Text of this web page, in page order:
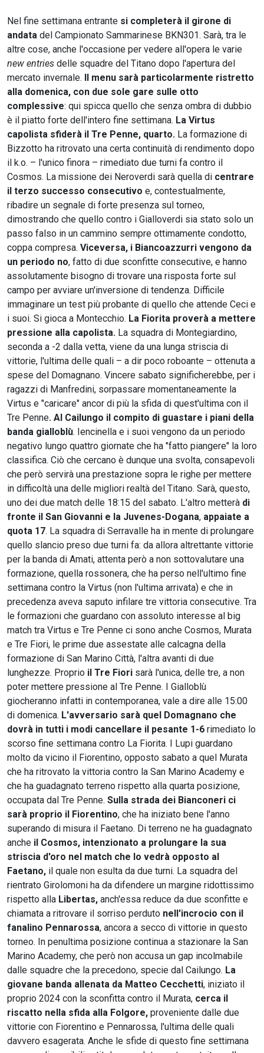
Nel fine settimana entrante si completerà il girone di
andata del Campionato Sammarinese BKN301. Sarà, tra le
altre cose, anche l'occasione per vedere all'opera le varie
new entries delle squadre del Titano dopo l'apertura del
mercato invernale. Il menu sarà particolarmente ristretto
alla domenica, con due sole gare sulle otto
complessive: qui spicca quello che senza ombra di dubbio
è il piatto forte dell'intero fine settimana. La Virtus
capolista sfiderà il Tre Penne, quarto. La formazione di
Bizzotto ha ritrovato una certa continuità di rendimento dopo
il k.o. – l'unico finora – rimediato due turni fa contro il
Cosmos. La missione dei Neroverdi sarà quella di centrare
il terzo successo consecutivo e, contestualmente,
ribadire un segnale di forte presenza sul torneo,
dimostrando che quello contro i Gialloverdi sia stato solo un
passo falso in un cammino sempre ottimamente condotto,
coppa compresa. Viceversa, i Biancoazzurri vengono da
un periodo no, fatto di due sconfitte consecutive, e hanno
assolutamente bisogno di trovare una risposta forte sul
campo per avviare un'inversione di tendenza. Difficile
immaginare un test più probante di quello che attende Ceci e
i suoi. Si gioca a Montecchio. La Fiorita proverà a mettere
pressione alla capolista. La squadra di Montegiardino,
seconda a -2 dalla vetta, viene da una lunga striscia di
vittorie, l'ultima delle quali – a dir poco roboante – ottenuta a
spese del Domagnano. Vincere sabato significherebbe, per i
ragazzi di Manfredini, sorpassare momentaneamente la
Virtus e "caricare" ancor di più la sfida di quest'ultima con il
Tre Penne. Al Cailungo il compito di guastare i piani della
banda gialloblù. Iencinella e i suoi vengono da un periodo
negativo lungo quattro giornate che ha "fatto piangere" la loro
classifica. Ciò che cercano è dunque una svolta, consapevoli
che però servirà una prestazione sopra le righe per mettere
in difficoltà una delle migliori realtà del Titano. Sarà, questo,
uno dei due match delle 18:15 del sabato. L'altro metterà di
fronte il San Giovanni e la Juvenes-Dogana, appaiate a
quota 17. La squadra di Serravalle ha in mente di prolungare
quello slancio preso due turni fa: da allora altrettante vittorie
per la banda di Amati, attenta però a non sottovalutare una
formazione, quella rossonera, che ha perso nell'ultimo fine
settimana contro la Virtus (non l'ultima arrivata) e che in
precedenza aveva saputo infilare tre vittoria consecutive. Tra
le formazioni che guardano con assoluto interesse al big
match tra Virtus e Tre Penne ci sono anche Cosmos, Murata
e Tre Fiori, le prime due assestate alle calcagna della
formazione di San Marino Città, l'altra avanti di due
lunghezze. Proprio il Tre Fiori sarà l'unica, delle tre, a non
poter mettere pressione al Tre Penne. I Gialloblù
giocheranno infatti in contemporanea, vale a dire alle 15:00
di domenica. L'avversario sarà quel Domagnano che
dovrà in tutti i modi cancellare il pesante 1-6 rimediato lo
scorso fine settimana contro La Fiorita. I Lupi guardano
molto da vicino il Fiorentino, opposto sabato a quel Murata
che ha ritrovato la vittoria contro la San Marino Academy e
che ha guadagnato terreno rispetto alla quarta posizione,
occupata dal Tre Penne. Sulla strada dei Bianconeri ci
sarà proprio il Fiorentino, che ha iniziato bene l'anno
superando di misura il Faetano. Di terreno ne ha guadagnato
anche il Cosmos, intenzionato a prolungare la sua
striscia d'oro nel match che lo vedrà opposto al
Faetano, il quale non esulta da due turni. La squadra del
rientrato Girolomoni ha da difendere un margine ridottissimo
rispetto alla Libertas, anch'essa reduce da due sconfitte e
chiamata a ritrovare il sorriso perduto nell'incrocio con il
fanalino Pennarossa, ancora a secco di vittorie in questo
torneo. In penultima posizione continua a stazionare la San
Marino Academy, che però non accusa un gap incolmabile
dalle squadre che la precedono, specie dal Cailungo. La
giovane banda allenata da Matteo Cecchetti, iniziato il
proprio 2024 con la sconfitta contro il Murata, cerca il
riscatto nella sfida alla Folgore, proveniente dalle due
vittorie con Fiorentino e Pennarossa, l'ultima delle quali
davvero esagerata. Anche le sfide di questo fine settimana